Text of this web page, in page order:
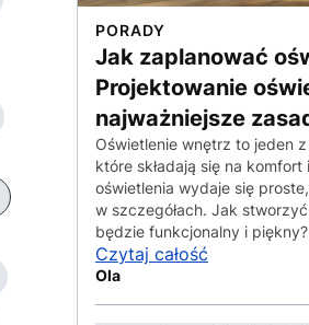
PORADY
Jak zaplanować
Projektowanie
najważniejsze
Oświetlenie wnętrz to jeden
które składają się na
oświetlenia wydaje się
w szczegółach. Jak
będzie funkcjonalny i
Czytaj całość
Ola